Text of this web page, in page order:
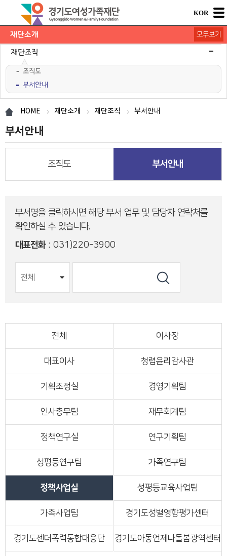
KOR
재단소개
대표이사 인사
미션과 비전
연혁
홍보관
재단조직
조직도
부서안내
오시는길
모두보기
HOME 재단소개 재단조직 부서안내
부서안내
조직도 부서안내
부서명을 클릭하시면 해당 부서 업무 및 담당자 연락처를
확인하실 수 있습니다.
대표전화: 031)220-3900
전체 이사장
대표이사 청렴윤리감사관
기획조정실 경영기획팀
인사총무팀 재무회계팀
정책연구실 연구기획팀
성평등연구팀 가족연구팀
정책사업실 성평등교육사업팀
가족사업팀 경기도성별영향평가센터
경기도젠더폭력통합대응단 경기도아동언제나돌봄광역센터